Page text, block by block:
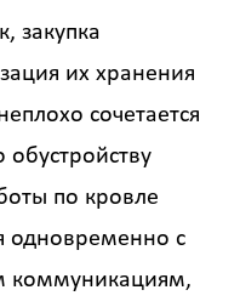
закупка
их хранения
сочетается
по кровле
одновременно с
коммуникациям,